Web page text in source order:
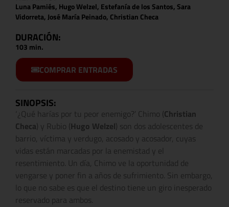
Luna Pamiés, Hugo Welzel, Estefanía de los Santos, Sara
Vidorreta, José María Peinado, Christian Checa
DURACIÓN:
103 min.
COMPRAR ENTRADAS
SINOPSIS:
‘¿Qué harías por tu peor enemigo?’ Chimo (Christian
Checa) y Rubio (Hugo Welzel) son dos adolescentes de
barrio, víctima y verdugo, acosado y acosador, cuyas
vidas están marcadas por la enemistad y el
resentimiento. Un día, Chimo ve la oportunidad de
vengarse y poner fin a años de sufrimiento. Sin embargo,
lo que no sabe es que el destino tiene un giro inesperado
reservado para ambos.